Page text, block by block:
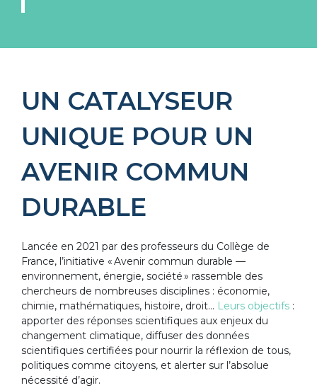
UN CATALYSEUR
UNIQUE POUR UN
AVENIR COMMUN
DURABLE
Lancée en 2021 par des professeurs du Collège de
France, l’initiative « Avenir commun durable —
environnement, énergie, société » rassemble des
chercheurs de nombreuses disciplines : économie,
chimie, mathématiques, histoire, droit… Leurs objectifs :
apporter des réponses scientifiques aux enjeux du
changement climatique, diffuser des données
scientifiques certifiées pour nourrir la réflexion de tous,
politiques comme citoyens, et alerter sur l’absolue
nécessité d’agir.